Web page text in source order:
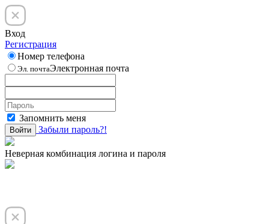
Вход
Регистрация
Номер телефона
Эл. почтаЭлектронная почта
Запомнить меня
Войти Забыли пароль?!
Неверная комбинация логина и пароля